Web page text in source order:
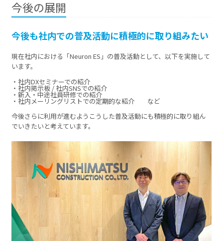
今後の展開
今後も社内での普及活動に積極的に取り組みたい
現在社内における「Neuron ES」の普及活動として、以下を実施して
います。
・社内DXセミナーでの紹介
・社内掲示板 / 社内SNSでの紹介
・新入・中途社員研修での紹介
・社内メーリングリストでの定期的な紹介 など
今後さらに利用が進むようこうした普及活動にも積極的に取り組ん
でいきたいと考えています。